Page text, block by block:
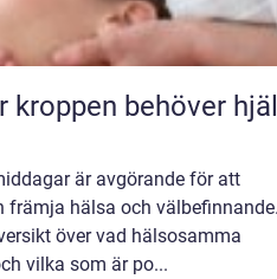
är avgörande för att
hälsa och
över vad hälsosamma
vilka som är po...